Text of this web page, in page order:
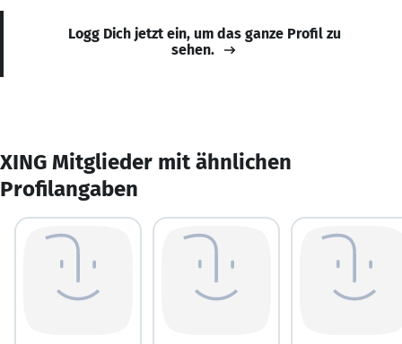
Logg Dich jetzt ein, um das ganze Profil zu
sehen.
XING Mitglieder mit ähnlichen
Profilangaben